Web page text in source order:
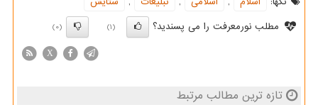
مطلب نورمعرفت را می پسندید؟
(1)
(0)
X
تازه ترین مطالب مرتبط